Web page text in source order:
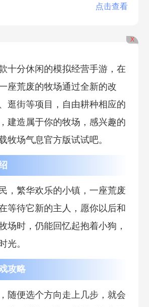
点击查看
X
十分休闲的模拟经营手游，在
座荒废的牧场通过全新的改
逛街等项目，自由耕种相应的
建造属于你的牧场，感兴趣的
牧场气息官方版试试吧。
，繁华欢乐的小镇，一座荒废
等待它新的主人，愿你以后和
场时，仍能回忆起抱着小狗，
光。
攻略
随便选个方向走上几步，就会